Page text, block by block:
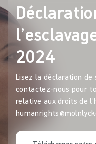
2024
Lisez la déclaration de
contactez-nous pour
relative aux droits de